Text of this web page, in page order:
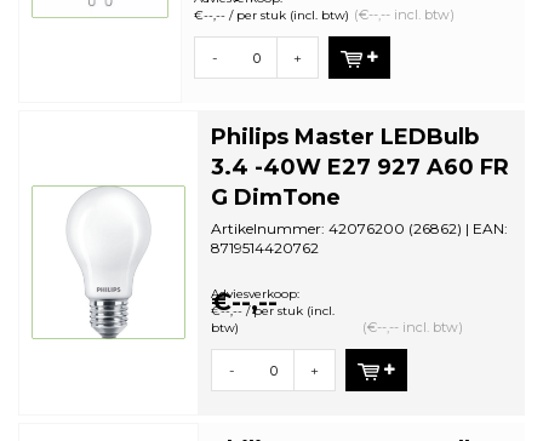
€--,-- / per stuk (incl. btw) (€--,-- incl. btw)
- +
Philips Master LEDBulb
3.4 -40W E27 927 A60 FR
G DimTone
Artikelnummer: 42076200 (26862) | EAN:
8719514420762
bestelhoeveelh...
€--,--
Adviesverkoop:
€--,-- / per stuk (incl.
btw)
(€--,-- incl. btw)
- +